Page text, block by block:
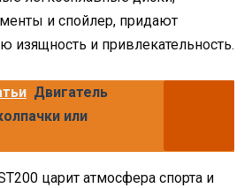
и спойлер, придают
изящность и привлекательность.
Двигатель
или
царит атмосфера спорта и